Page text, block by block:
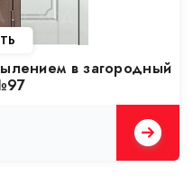
в загородный